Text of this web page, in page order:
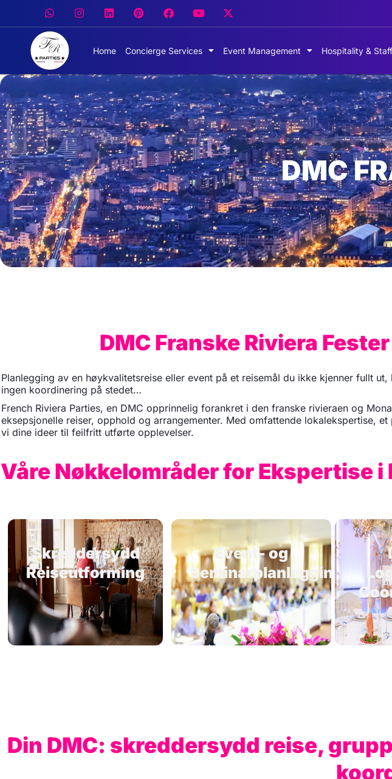
Home Concierge Services Event Management Hospitality &
DMC
DMC Franske Riviera
Planlegging av en høykvalitetsreise eller event på et reisemål du ikke kjenner fullt
ingen koordinering på stedet…
French Riviera Parties, en DMC opprinnelig forankret i den franske rivieraen og
eksepsjonelle reiser, opphold og arrangementer. Med omfattende lokalekspertise,
vi dine ideer til feilfritt utførte opplevelser.
Våre Nøkkelområder for Ekspertise
Skreddersydd
Reiseutforming
Event- og
Seminarplanlegging
Din DMC: skreddersydd reise,